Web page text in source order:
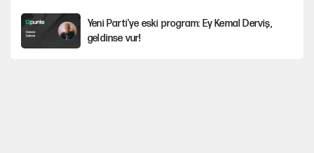
Yeni Parti'ye eski program: Ey Kemal Derviş,
geldinse vur!